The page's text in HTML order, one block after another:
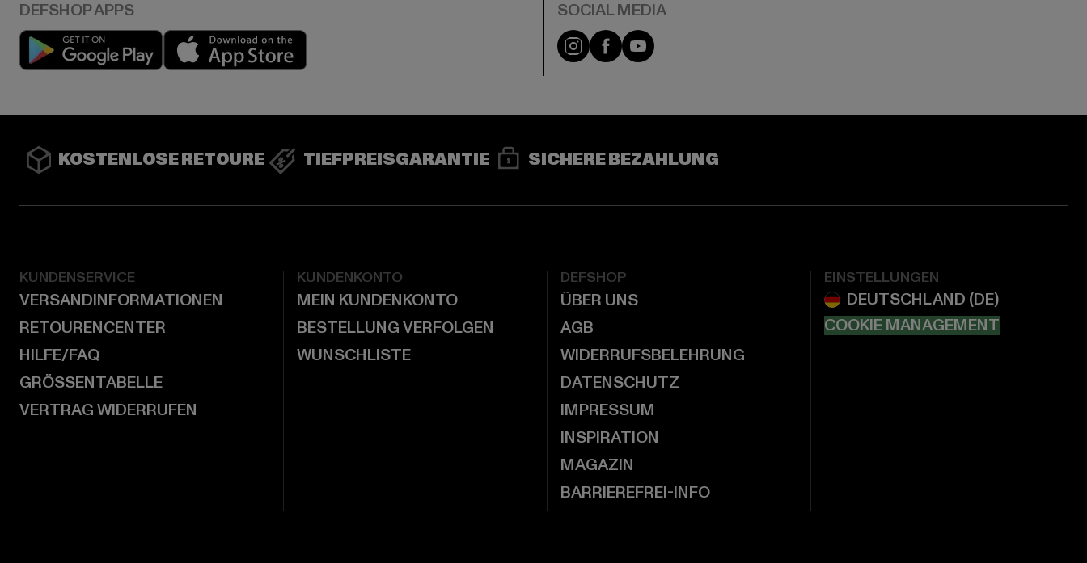
Play market Instagram
FacebookYouTube
KOSTENLOSE RETOURE TIEFPREISGARANTIE SICHERE BEZAHLUNG
KUNDENSERVICE
VERSANDINFORMATIONEN
RETOURENCENTER
HILFE/FAQ
GRÖSSENTABELLE
VERTRAG WIDERRUFEN
KUNDENKONTO
MEIN KUNDENKONTO
BESTELLUNG VERFOLGEN
WUNSCHLISTE
DEFSHOP
ÜBER UNS
AGB
WIDERRUFSBELEHRUNG
DATENSCHUTZ
IMPRESSUM
INSPIRATION
MAGAZIN
BARRIEREFREI-INFO
EINSTELLUNGEN
COOKIE MANAGEMENT